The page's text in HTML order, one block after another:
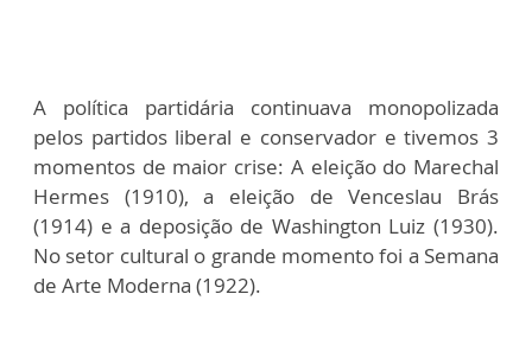
A política partidária continuava monopolizada
pelos partidos liberal e conservador e tivemos 3
momentos de maior crise: A eleição do Marechal
Hermes (1910), a eleição de Venceslau Brás
(1914) e a deposição de Washington Luiz (1930).
No setor cultural o grande momento foi a Semana
de Arte Moderna (1922).